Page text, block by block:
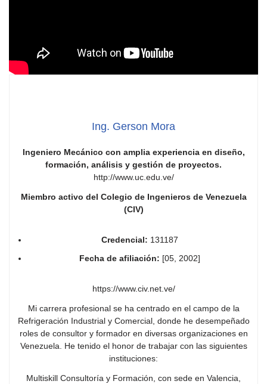
Ing. Gerson Mora
Ingeniero Mecánico con amplia experiencia en diseño,
formación, análisis y gestión de proyectos.
http://www.uc.edu.ve/
Miembro activo del Colegio de Ingenieros de Venezuela
(CIV)
Credencial: 131187
Fecha de afiliación: [05, 2002]
https://www.civ.net.ve/
Mi carrera profesional se ha centrado en el campo de la
Refrigeración Industrial y Comercial, donde he desempeñado
roles de consultor y formador en diversas organizaciones en
Venezuela. He tenido el honor de trabajar con las siguientes
instituciones:
Multiskill Consultoría y Formación, con sede en Valencia,